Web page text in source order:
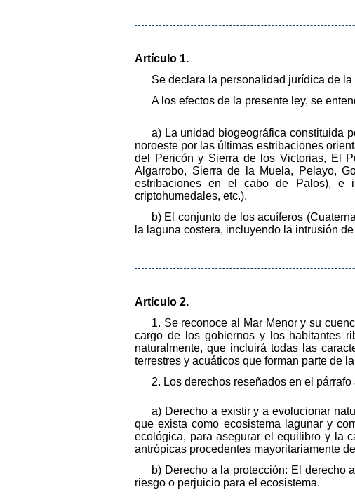
Artículo 1.
Se declara la personalidad jurídica de
A los efectos de la presente ley, se
a) La unidad biogeográfica constituida
noroeste por las últimas estribaciones
del Pericón y Sierra de los Victorias, El
Algarrobo, Sierra de la Muela, Pelayo,
estribaciones en el cabo de Palos), e
criptohumedales, etc.).
b) El conjunto de los acuíferos
la laguna costera, incluyendo la intrusión
Artículo 2.
1. Se reconoce al Mar Menor y su
cargo de los gobiernos y los habitantes
naturalmente, que incluirá todas las
terrestres y acuáticos que forman parte de
2. Los derechos reseñados en el
a) Derecho a existir y a evolucionar
que exista como ecosistema lagunar y
ecológica, para asegurar el equilibro y la
antrópicas procedentes mayoritariamente
b) Derecho a la protección: El derecho
riesgo o perjuicio para el ecosistema.